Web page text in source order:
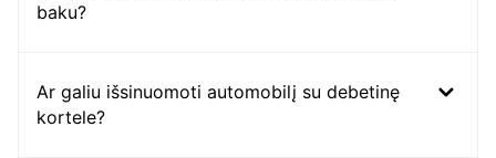
baku?
Ar galiu išsinuomoti automobilį su debetinę
kortele?